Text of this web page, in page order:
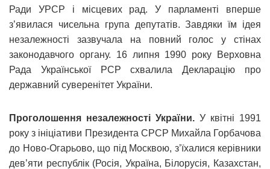
Ради УРСР і місцевих рад. У парламенті вперше
з’явилася чисельна група депутатів. Завдяки їм ідея
незалежності зазвучала на повний голос у стінах
законодавчого органу. 16 липня 1990 року Верховна
Рада Української РСР схвалила Декларацію про
державний суверенітет України.
Проголошення незалежності України. У квітні 1991
року з ініціативи Президента СРСР Михайла Горбачова
до Ново-Огарьово, що під Москвою, з’їхалися керівники
дев’яти республік (Росія, Україна, Білорусія, Казахстан,